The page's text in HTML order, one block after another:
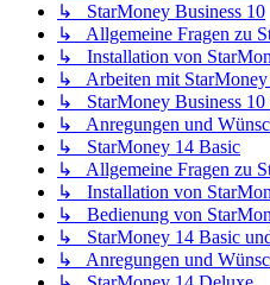
↳ StarMoney Business 10
↳ Allgemeine Fragen zu
↳ Installation von
↳ Arbeiten mit StarMoney
↳ StarMoney Business 10
↳ Anregungen und
↳ StarMoney 14 Basic
↳ Allgemeine Fragen zu
↳ Installation von
↳ Bedienung von
↳ StarMoney 14 Basic
↳ Anregungen und